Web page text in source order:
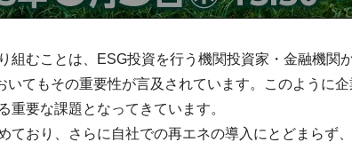
組むことは、ESG投資を行う機関投資家・金融機関
てもその重要性が言及されています。このように
重要な課題となってきています。
ており、さらに自社での再エネの導入にとどまらず